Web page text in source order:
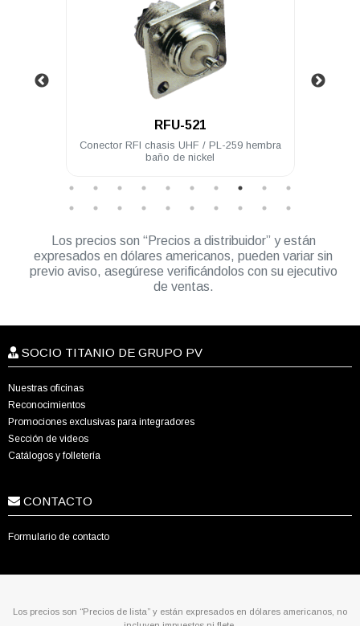
RFU-521
Conector RFI chasis UHF / PL-259 hembra
baño de nickel
Los precios son “Precios a distribuidor” y están
expresados en dólares americanos, pueden variar sin
previo aviso, asegúrese verificándolos con su ejecutivo
de ventas.
SOCIO TITANIO DE GRUPO PV
Nuestras oficinas
Reconocimientos
Promociones exclusivas para integradores
Sección de videos
Catálogos y folletería
CONTACTO
Formulario de contacto
Los precios son “Precios de lista” y están expresados en dólares americanos, no